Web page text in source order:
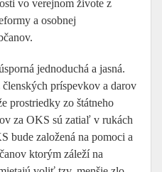
vo verejnom živote z
a osobnej
jednoduchá a jasná.
príspevkov a darov
prostriedky zo štátneho
za OKS sú zatiaľ v rukách
bude založená na pomoci a
ktorým záleží na